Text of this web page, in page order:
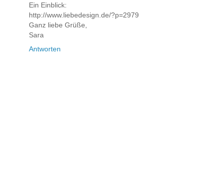
Ein Einblick:
http://www.liebedesign.de/?p=2979
Ganz liebe Grüße,
Sara
Antworten